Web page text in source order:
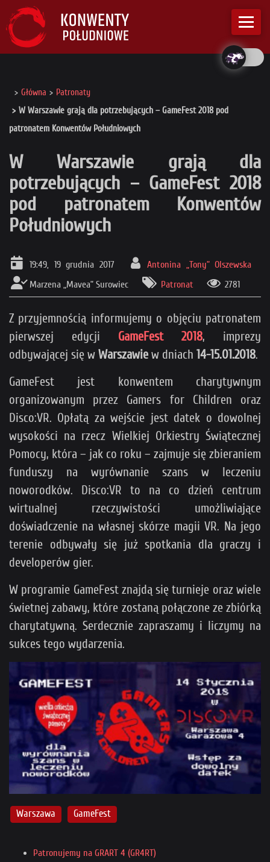
Główna
Patronaty
W Warszawie grają dla potrzebujących – GameFest 2018 pod
patronatem Konwentów Południowych
W Warszawie grają dla
potrzebujących – GameFest 2018
pod patronatem Konwentów
Południowych
19:49, 19 grudnia 2017
Antonina „Tony” Olszewska
Marzena „Mavea” Surowiec
Patronat 2781
Z przyjemnością informujemy o objęciu patronatem
pierwszej edycji GameFest 2018, imprezy
odbywającej się w Warszawie w dniach 14-15.01.2018.
GameFest jest konwentem charytywnym
organizowanym przez Gamers for Children oraz
Disco:VR. Opłatą za wejście jest datek o dowolnej
wysokości na rzecz Wielkiej Orkiestry Świątecznej
Pomocy, która – jak co roku – zajmuje się zbieraniem
funduszy na wyrównanie szans w leczeniu
noworodków. Disco:VR to na co dzień centrum
wirtualnej rzeczywistości umożliwiające
doświadczenie na własnej skórze magii VR. Na jego
terenie odbywały się już spotkania dla graczy i
developerów gier.
W programie GameFest znajdą się turnieje oraz wiele
świetnej zabawy, które zostaną połączone ze zbiórką
charytatywną. Serdecznie zapraszamy i liczymy na
sukces tego wydarzenia.
Warszawa GameFest
Patronujemy na GRART 4 (GR4RT)